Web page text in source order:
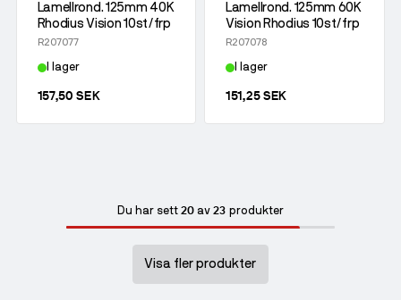
Lamellrond. 125mm 40K
Rhodius Vision 10st/frp
R207077
I lager
157,50 SEK
Lamellrond. 125mm 60K
Vision Rhodius 10st/frp
R207078
I lager
151,25 SEK
Du har sett 20 av 23 produkter
Visa fler produkter